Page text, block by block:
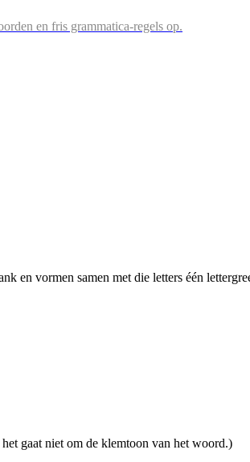
en fris grammatica-regels op.
en vormen samen met die letters één
gaat niet om de klemtoon van het woord.)